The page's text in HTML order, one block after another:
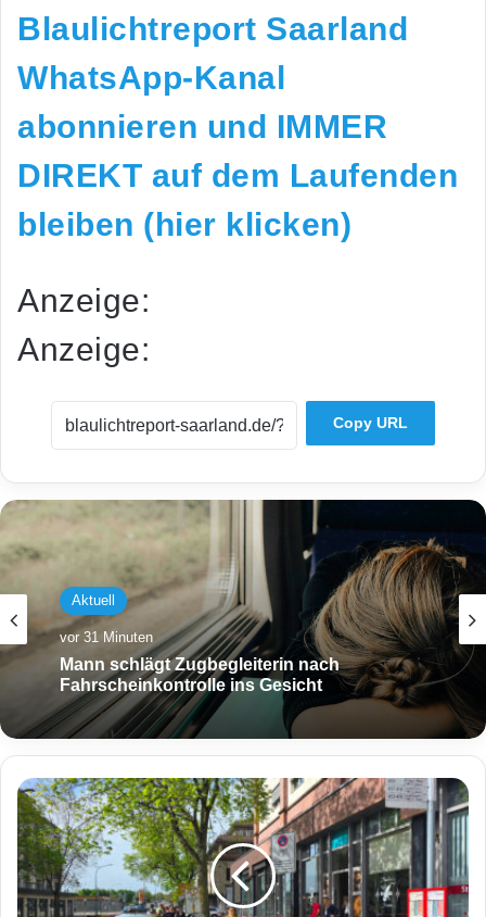
Blaulichtreport Saarland
WhatsApp-Kanal
abonnieren und IMMER
DIREKT auf dem Laufenden
bleiben (hier klicken)
Anzeige:
Anzeige:
Copy URL
Aktuell
vor 31 Minuten
Mann schlägt Zugbegleiterin nach
Fahrscheinkontrolle ins Gesicht
P
o
l
i
z
e